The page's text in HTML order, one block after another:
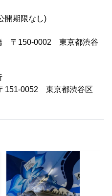
期限なし)
〒150-0002 東京都渋谷
151-0052 東京都渋谷区